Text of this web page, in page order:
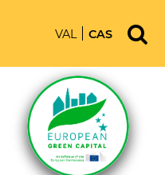
VAL CAS